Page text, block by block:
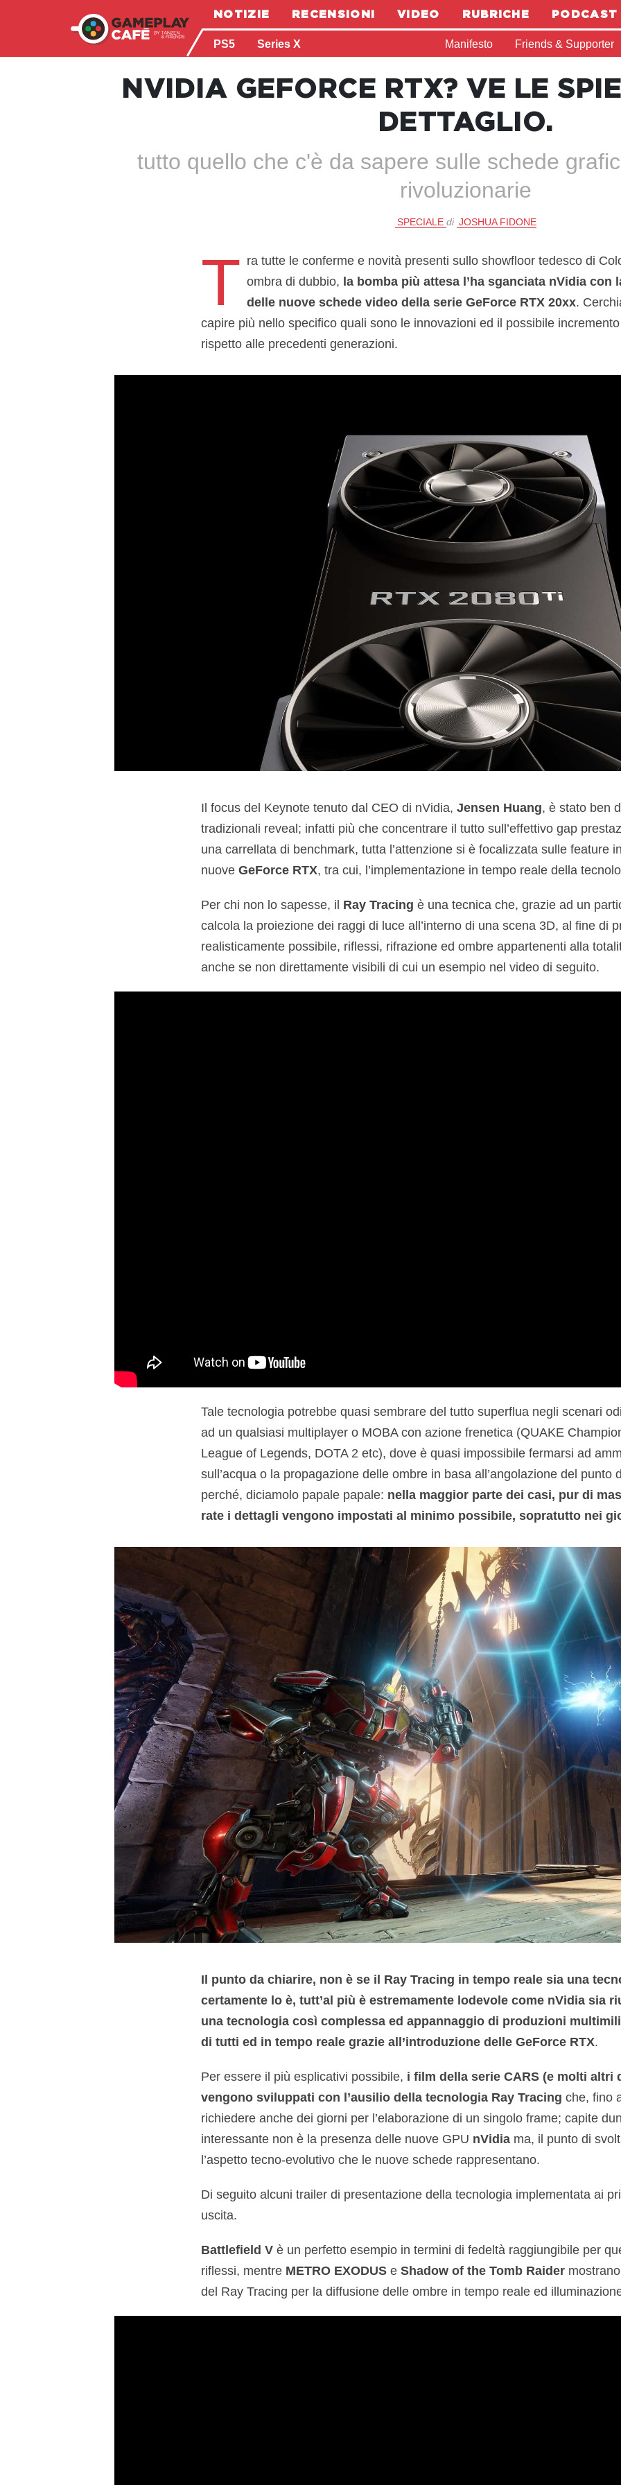
NOTIZIE RECENSIONI VIDEO RUBRICHE PODCAST
PS5 Series X Manifesto Friends & Supporter
NVIDIA GEFORCE RTX? VE LE
DETTAGLIO.
tutto quello che c'è da sapere sulle schede
rivoluzionarie
SPECIALE di JOSHUA FIDONE
T ra tutte le conferme e novità presenti sullo showfloor tedesco di
ombra di dubbio, la bomba più attesa l’ha sganciata nVidia con
delle nuove schede video della serie GeForce RTX 20xx.
capire più nello specifico quali sono le innovazioni ed il possibile
rispetto alle precedenti generazioni.
Il focus del Keynote tenuto dal CEO di nVidia, Jensen Huang, è stato ben
tradizionali reveal; infatti più che concentrare il tutto sull’effettivo gap
una carrellata di benchmark, tutta l’attenzione si è focalizzata sulle feature
nuove GeForce RTX, tra cui, l’implementazione in tempo reale della
Per chi non lo sapesse, il Ray Tracing è una tecnica che, grazie ad un
calcola la proiezione dei raggi di luce all’interno di una scena 3D, al fine di
realisticamente possibile, riflessi, rifrazione ed ombre appartenenti alla
anche se non direttamente visibili di cui un esempio nel video di seguito.
Tale tecnologia potrebbe quasi sembrare del tutto superflua negli scenari
ad un qualsiasi multiplayer o MOBA con azione frenetica (QUAKE
League of Legends, DOTA 2 etc), dove è quasi impossibile fermarsi ad
sull’acqua o la propagazione delle ombre in basa all’angolazione del punto
perché, diciamolo papale papale: nella maggior parte dei casi, pur di
rate i dettagli vengono impostati al minimo possibile, sopratutto nei
Il punto da chiarire, non è se il Ray Tracing in tempo reale sia una
certamente lo è, tutt’al più è estremamente lodevole come nVidia sia
una tecnologia così complessa ed appannaggio di produzioni
di tutti ed in tempo reale grazie all’introduzione delle GeForce RTX.
Per essere il più esplicativi possibile, i film della serie CARS (e molti altri
vengono sviluppati con l’ausilio della tecnologia Ray Tracing che, fino
richiedere anche dei giorni per l’elaborazione di un singolo frame; capite
interessante non è la presenza delle nuove GPU nVidiama, il punto di
l’aspetto tecno-evolutivo che le nuove schede rappresentano.
Di seguito alcuni trailer di presentazione della tecnologia implementata ai
uscita.
Battlefield Vè un perfetto esempio in termini di fedeltà raggiungibile per
riflessi, mentre METRO EXODUSe Shadow of the Tomb Raidermostrano
del Ray Tracing per la diffusione delle ombre in tempo reale ed